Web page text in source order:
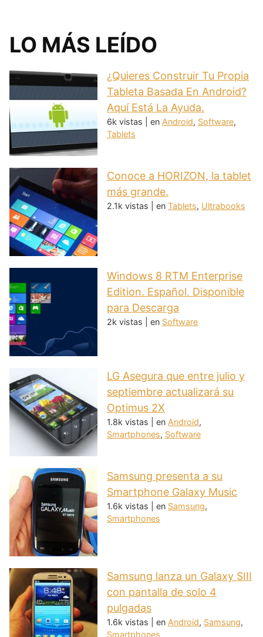
LO MÁS LEÍDO
¿Quieres Construir Tu Propia
Tableta Basada En Android?
Aquí Está La Ayuda.
6k vistas en Android, Software,
Tablets
Conoce a HORIZON, la tablet
más grande.
2.1k vistas en Tablets, Ultrabooks
Windows 8 RTM Enterprise
Edition. Español. Disponible
para Descarga
2k vistas en Software
LG Asegura que entre julio y
septiembre actualizará su
Optimus 2X
1.8k vistas en Android,
Smartphones, Software
Samsung presenta a su
Smartphone Galaxy Music
1.6k vistas en Samsung,
Smartphones
Samsung lanza un Galaxy SIII
con pantalla de solo 4
pulgadas
1.6k vistas en Android, Samsung,
Smartphones